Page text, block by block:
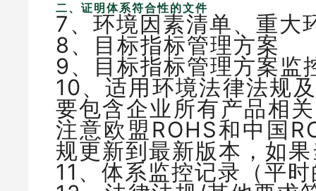
二、证明体系符合性的文件
7、环境因素清单、重大
8、目标指标管理方案
9、目标指标管理方案监
10、适用环境法律法规
要包含企业所有产品相
注意欧盟ROHS和中国
规更新到最新版本，如
11、体系监控记录（平